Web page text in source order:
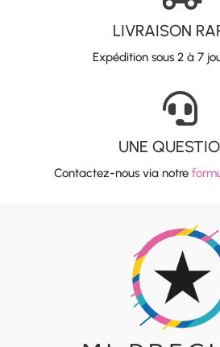
LIVRAISON
Expédition sous 2 à 7

UNE
Contactez-nous via notre